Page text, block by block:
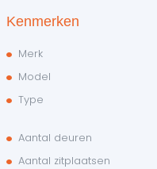
Kenmerken
Merk
Model
Type
Aantal deuren
Aantal zitplaatsen